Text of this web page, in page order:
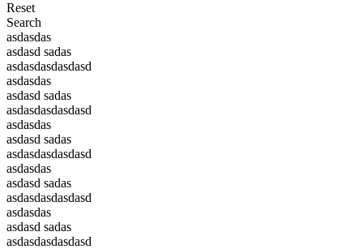
Reset
Search
asdasdas
asdasd sadas
asdasdasdasdasd
asdasdas
asdasd sadas
asdasdasdasdasd
asdasdas
asdasd sadas
asdasdasdasdasd
asdasdas
asdasd sadas
asdasdasdasdasd
asdasdas
asdasd sadas
asdasdasdasdasd